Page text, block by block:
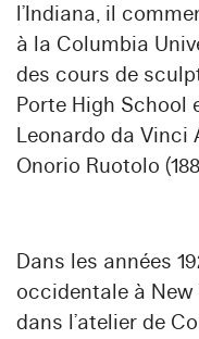
l’Indiana, il
à la Columbia
des cours de
Porte High School
Leonardo da Vinci
Onorio Ruotolo
Dans les années
occidentale à New
dans l’atelier de